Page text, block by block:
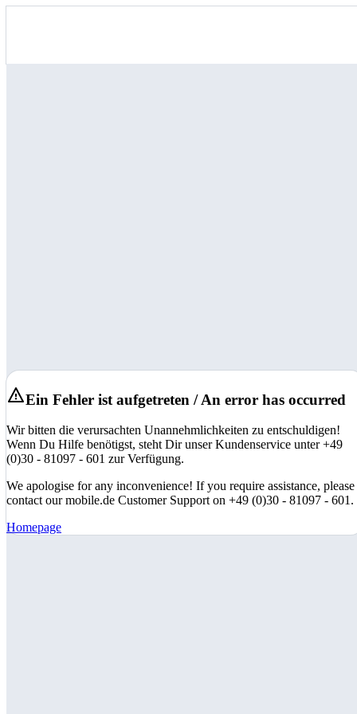
Ein Fehler ist aufgetreten / An error has occurred
Wir bitten die verursachten Unannehmlichkeiten zu entschuldigen!
Wenn Du Hilfe benötigst, steht Dir unser Kundenservice unter +49
(0)30 - 81097 - 601 zur Verfügung.
We apologise for any inconvenience! If you require assistance, please
contact our mobile.de Customer Support on +49 (0)30 - 81097 - 601.
Homepage